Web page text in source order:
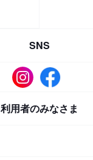
SNS
利用者のみなさま